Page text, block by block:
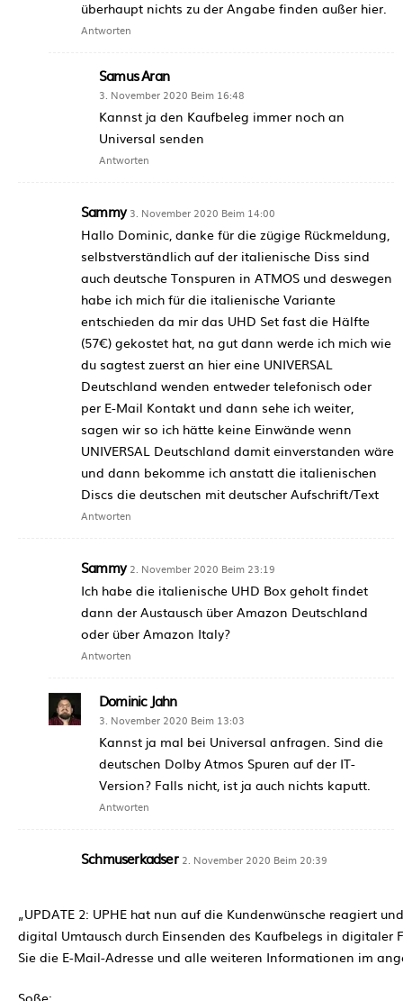
überhaupt nichts zu der Angabe finden außer hier.
Antworten
Samus Aran
3. November 2020 Beim 16:48
Kannst ja den Kaufbeleg immer noch an
Universal senden
Antworten
Sammy 3. November 2020 Beim 14:00
Hallo Dominic, danke für die zügige Rückmeldung,
selbstverständlich auf der italienische Diss sind
auch deutsche Tonspuren in ATMOS und deswegen
habe ich mich für die italienische Variante
entschieden da mir das UHD Set fast die Hälfte
(57€) gekostet hat, na gut dann werde ich mich wie
du sagtest zuerst an hier eine UNIVERSAL
Deutschland wenden entweder telefonisch oder
per E-Mail Kontakt und dann sehe ich weiter,
sagen wir so ich hätte keine Einwände wenn
UNIVERSAL Deutschland damit einverstanden wäre
und dann bekomme ich anstatt die italienischen
Discs die deutschen mit deutscher Aufschrift/Text
Antworten
Sammy 2. November 2020 Beim 23:19
Ich habe die italienische UHD Box geholt findet
dann der Austausch über Amazon Deutschland
oder über Amazon Italy?
Antworten
Dominic Jahn
3. November 2020 Beim 13:03
Kannst ja mal bei Universal anfragen. Sind die
deutschen Dolby Atmos Spuren auf der IT-
Version? Falls nicht, ist ja auch nichts kaputt.
Antworten
Schmuserkadser 2. November 2020 Beim 20:39
„UPDATE 2: UPHE hat nun auf die Kundenwünsche reagiert
digital Umtausch durch Einsenden des Kaufbelegs in digitaler
Sie die E-Mail-Adresse und alle weiteren Informationen im
Soße: